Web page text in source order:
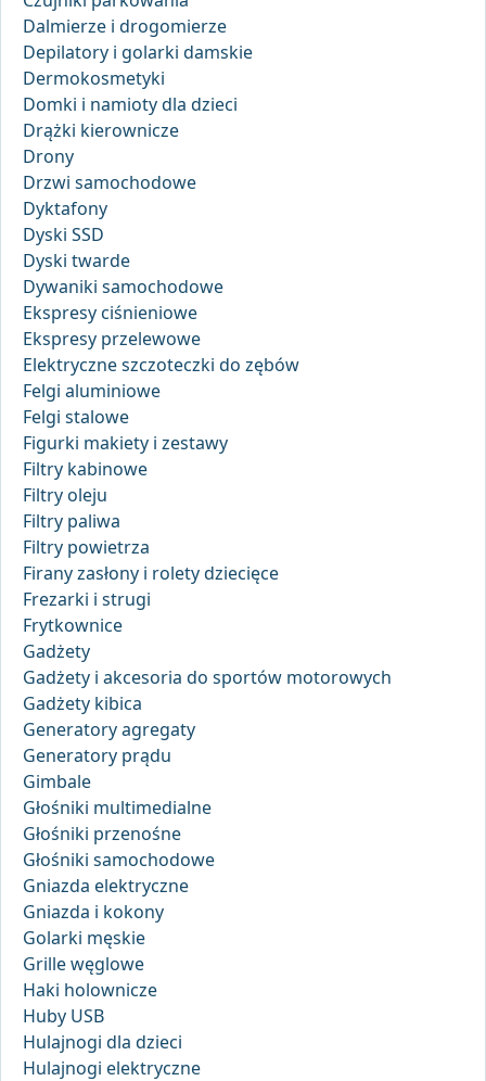
Dalmierze i drogomierze
Depilatory i golarki damskie
Dermokosmetyki
Domki i namioty dla dzieci
Drążki kierownicze
Drony
Drzwi samochodowe
Dyktafony
Dyski SSD
Dyski twarde
Dywaniki samochodowe
Ekspresy ciśnieniowe
Ekspresy przelewowe
Elektryczne szczoteczki do zębów
Felgi aluminiowe
Felgi stalowe
Figurki makiety i zestawy
Filtry kabinowe
Filtry oleju
Filtry paliwa
Filtry powietrza
Firany zasłony i rolety dziecięce
Frezarki i strugi
Frytkownice
Gadżety
Gadżety i akcesoria do sportów motorowych
Gadżety kibica
Generatory agregaty
Generatory prądu
Gimbale
Głośniki multimedialne
Głośniki przenośne
Głośniki samochodowe
Gniazda elektryczne
Gniazda i kokony
Golarki męskie
Grille węglowe
Haki holownicze
Huby USB
Hulajnogi dla dzieci
Hulajnogi elektryczne